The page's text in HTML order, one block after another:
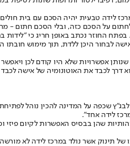
לידה טבעית יהיה הסכם עם בית
החוזר נכתב באופן חריג כי "לידות
לבחור היכן ללדת, תוך מימוש חובתו
אפשרויות שלא היו קודם לכן
דרך לכבד את האוטונומיה של אישה
שכפה על המדינה להכין נוהל
לידה אחד".
שהן בבסיס האפשרות לקיום פיזי
אשר נולד במרכז לידה לא מורשה